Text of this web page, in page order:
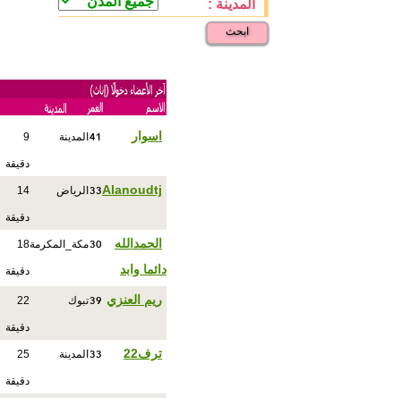
المدينة :
ابحث
اسوار 41 المدينة 9
دقيقة
Alanoudtj
33 الرياض 14
دقيقة
الحمدالله
دائما وابد
30مكة_المكرمة18
دقيقة
ريم العنزي 39تبوك 22
دقيقة
ترف22 33 المدينة 25
دقيقة